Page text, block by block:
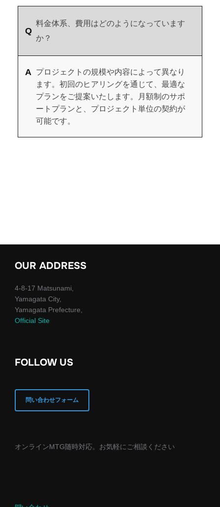
料金体系、費用はどのようになっています
か？
プロジェクトの規模や内容によって異なり
ます。初回のヒアリングを通じて、最適な
プランをご提案いたします。月額制のサポ
ートプランと、プロジェクト単位の契約が
可能です。
OUR ADDRESS
4-8-17 Matsunami,
Yamagata City,
Yamagata Prefecture,
Official Site
FOLLOW US
問い合わせフォーム
オンラインMTG随時対応。お気軽にご相談ください